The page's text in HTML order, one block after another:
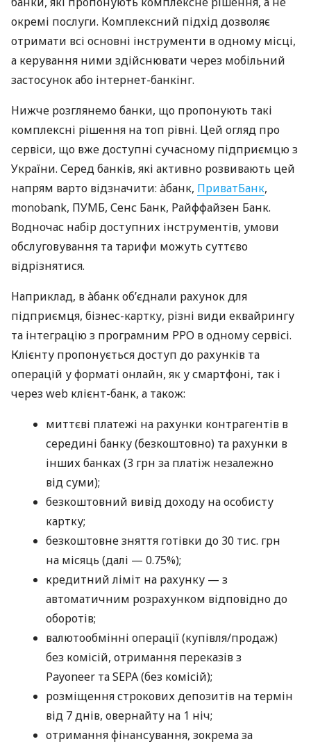
окремі послуги. Комплексний підхід дозволяє
отримати всі основні інструменти в одному місці,
а керування ними здійснювати через мобільний
застосунок або інтернет-банкінг.
Нижче розглянемо банки, що пропонують такі
комплексні рішення на топ рівні. Цей огляд про
сервіси, що вже доступні сучасному підприємцю з
України. Серед банків, які активно розвивають цей
напрям варто відзначити: àбанк, ПриватБанк,
monobank, ПУМБ, Сенс Банк, Райффайзен Банк.
Водночас набір доступних інструментів, умови
обслуговування та тарифи можуть суттєво
відрізнятися.
Наприклад, в àбанк об’єднали рахунок для
підприємця, бізнес-картку, різні види еквайрингу
та інтеграцію з програмним РРО в одному сервісі.
Клієнту пропонується доступ до рахунків та
операцій у форматі онлайн, як у смартфоні, так і
через web клієнт-банк, а також:
миттєві платежі на рахунки контрагентів в
середині банку (безкоштовно) та рахунки в
інших банках (3 грн за платіж незалежно
від суми);
безкоштовний вивід доходу на особисту
картку;
безкоштовне зняття готівки до 30 тис. грн
на місяць (далі — 0.75%);
кредитний ліміт на рахунку — з
автоматичним розрахунком відповідно до
оборотів;
валютообмінні операції (купівля/продаж)
без комісій, отримання переказів з
Payoneer та SEPA (без комісій);
розміщення строкових депозитів на термін
від 7 днів, овернайту на 1 ніч;
отримання фінансування, зокрема за